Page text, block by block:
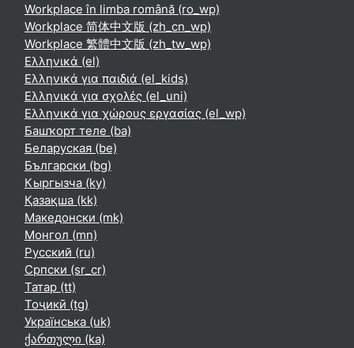
Workplace în limba română ‎(ro_wp)‎
Workplace 简体中文版 ‎(zh_cn_wp)‎
Workplace 繁體中文版 ‎(zh_tw_wp)‎
Ελληνικά ‎(el)‎
Ελληνικά για παιδιά ‎(el_kids)‎
Ελληνικά για σχολές ‎(el_uni)‎
Ελληνικά για χώρους εργασίας ‎(el_wp)‎
Башҡорт теле ‎(ba)‎
Беларуская ‎(be)‎
Български ‎(bg)‎
Кыргызча ‎(ky)‎
Қазақша ‎(kk)‎
Македонски ‎(mk)‎
Монгол ‎(mn)‎
Русский ‎(ru)‎
Српски ‎(sr_cr)‎
Татар ‎(tt)‎
Тоҷикӣ ‎(tg)‎
Українська ‎(uk)‎
ქართული ‎(ka)‎